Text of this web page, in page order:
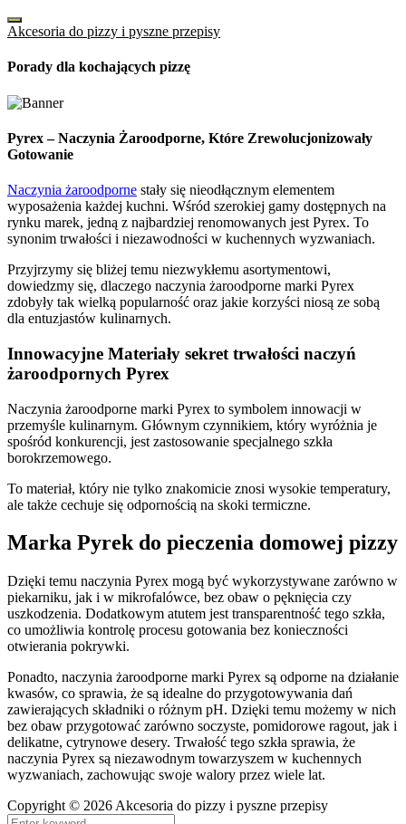
Akcesoria do pizzy i pyszne przepisy
Porady dla kochających pizzę
Pyrex – Naczynia Żaroodporne, Które Zrewolucjonizowały
Gotowanie
Naczynia żaroodporne stały się nieodłącznym elementem
wyposażenia każdej kuchni. Wśród szerokiej gamy dostępnych na
rynku marek, jedną z najbardziej renomowanych jest Pyrex. To
synonim trwałości i niezawodności w kuchennych wyzwaniach.
Przyjrzymy się bliżej temu niezwykłemu asortymentowi,
dowiedzmy się, dlaczego naczynia żaroodporne marki Pyrex
zdobyły tak wielką popularność oraz jakie korzyści niosą ze sobą
dla entuzjastów kulinarnych.
Innowacyjne Materiały sekret trwałości naczyń
żaroodpornych Pyrex
Naczynia żaroodporne marki Pyrex to symbolem innowacji w
przemyśle kulinarnym. Głównym czynnikiem, który wyróżnia je
spośród konkurencji, jest zastosowanie specjalnego szkła
borokrzemowego.
To materiał, który nie tylko znakomicie znosi wysokie temperatury,
ale także cechuje się odpornością na skoki termiczne.
Marka Pyrek do pieczenia domowej pizzy
Dzięki temu naczynia Pyrex mogą być wykorzystywane zarówno w
piekarniku, jak i w mikrofalówce, bez obaw o pęknięcia czy
uszkodzenia. Dodatkowym atutem jest transparentność tego szkła,
co umożliwia kontrolę procesu gotowania bez konieczności
otwierania pokrywki.
Ponadto, naczynia żaroodporne marki Pyrex są odporne na działanie
kwasów, co sprawia, że są idealne do przygotowywania dań
zawierających składniki o różnym pH. Dzięki temu możemy w nich
bez obaw przygotować zarówno soczyste, pomidorowe ragout, jak i
delikatne, cytrynowe desery. Trwałość tego szkła sprawia, że
naczynia Pyrex są niezawodnym towarzyszem w kuchennych
wyzwaniach, zachowując swoje walory przez wiele lat.
Copyright © 2026 Akcesoria do pizzy i pyszne przepisy